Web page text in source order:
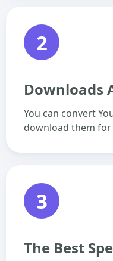
2
Downloads
You can convert
download them for
3
The Best